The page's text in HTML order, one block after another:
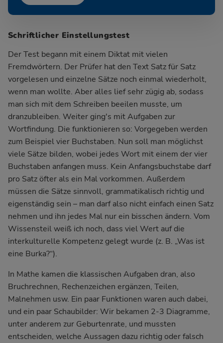
Schriftlicher Einstellungstest
Der Test begann mit einem Diktat mit vielen
Fremdwörtern. Der Prüfer hat den Text Satz für Satz
vorgelesen und einzelne Sätze noch einmal wiederholt,
wenn man wollte. Aber alles lief sehr zügig ab, sodass
man sich mit dem Schreiben beeilen musste, um
dranzubleiben. Weiter ging's mit Aufgaben zur
Wortfindung. Die funktionieren so: Vorgegeben werden
zum Beispiel vier Buchstaben. Nun soll man möglichst
viele Sätze bilden, wobei jedes Wort mit einem der vier
Buchstaben anfangen muss. Kein Anfangsbuchstabe darf
pro Satz öfter als ein Mal vorkommen. Außerdem
müssen die Sätze sinnvoll, grammatikalisch richtig und
eigenständig sein – man darf also nicht einfach einen Satz
nehmen und ihn jedes Mal nur ein bisschen ändern. Vom
Wissensteil weiß ich noch, dass viel Wert auf die
interkulturelle Kompetenz gelegt wurde (z. B. „Was ist
eine Burka?“).
In Mathe kamen die klassischen Aufgaben dran, also
Bruchrechnen, Rechenzeichen ergänzen, Teilen,
Malnehmen usw. Ein paar Funktionen waren auch dabei,
und ein paar Schaubilder: Wir bekamen 2-3 Diagramme,
unter anderem zur Geburtenrate, und mussten
entscheiden, welche Aussagen dazu richtig oder falsch